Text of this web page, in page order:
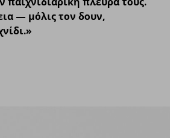
— μόλις τον δουν,